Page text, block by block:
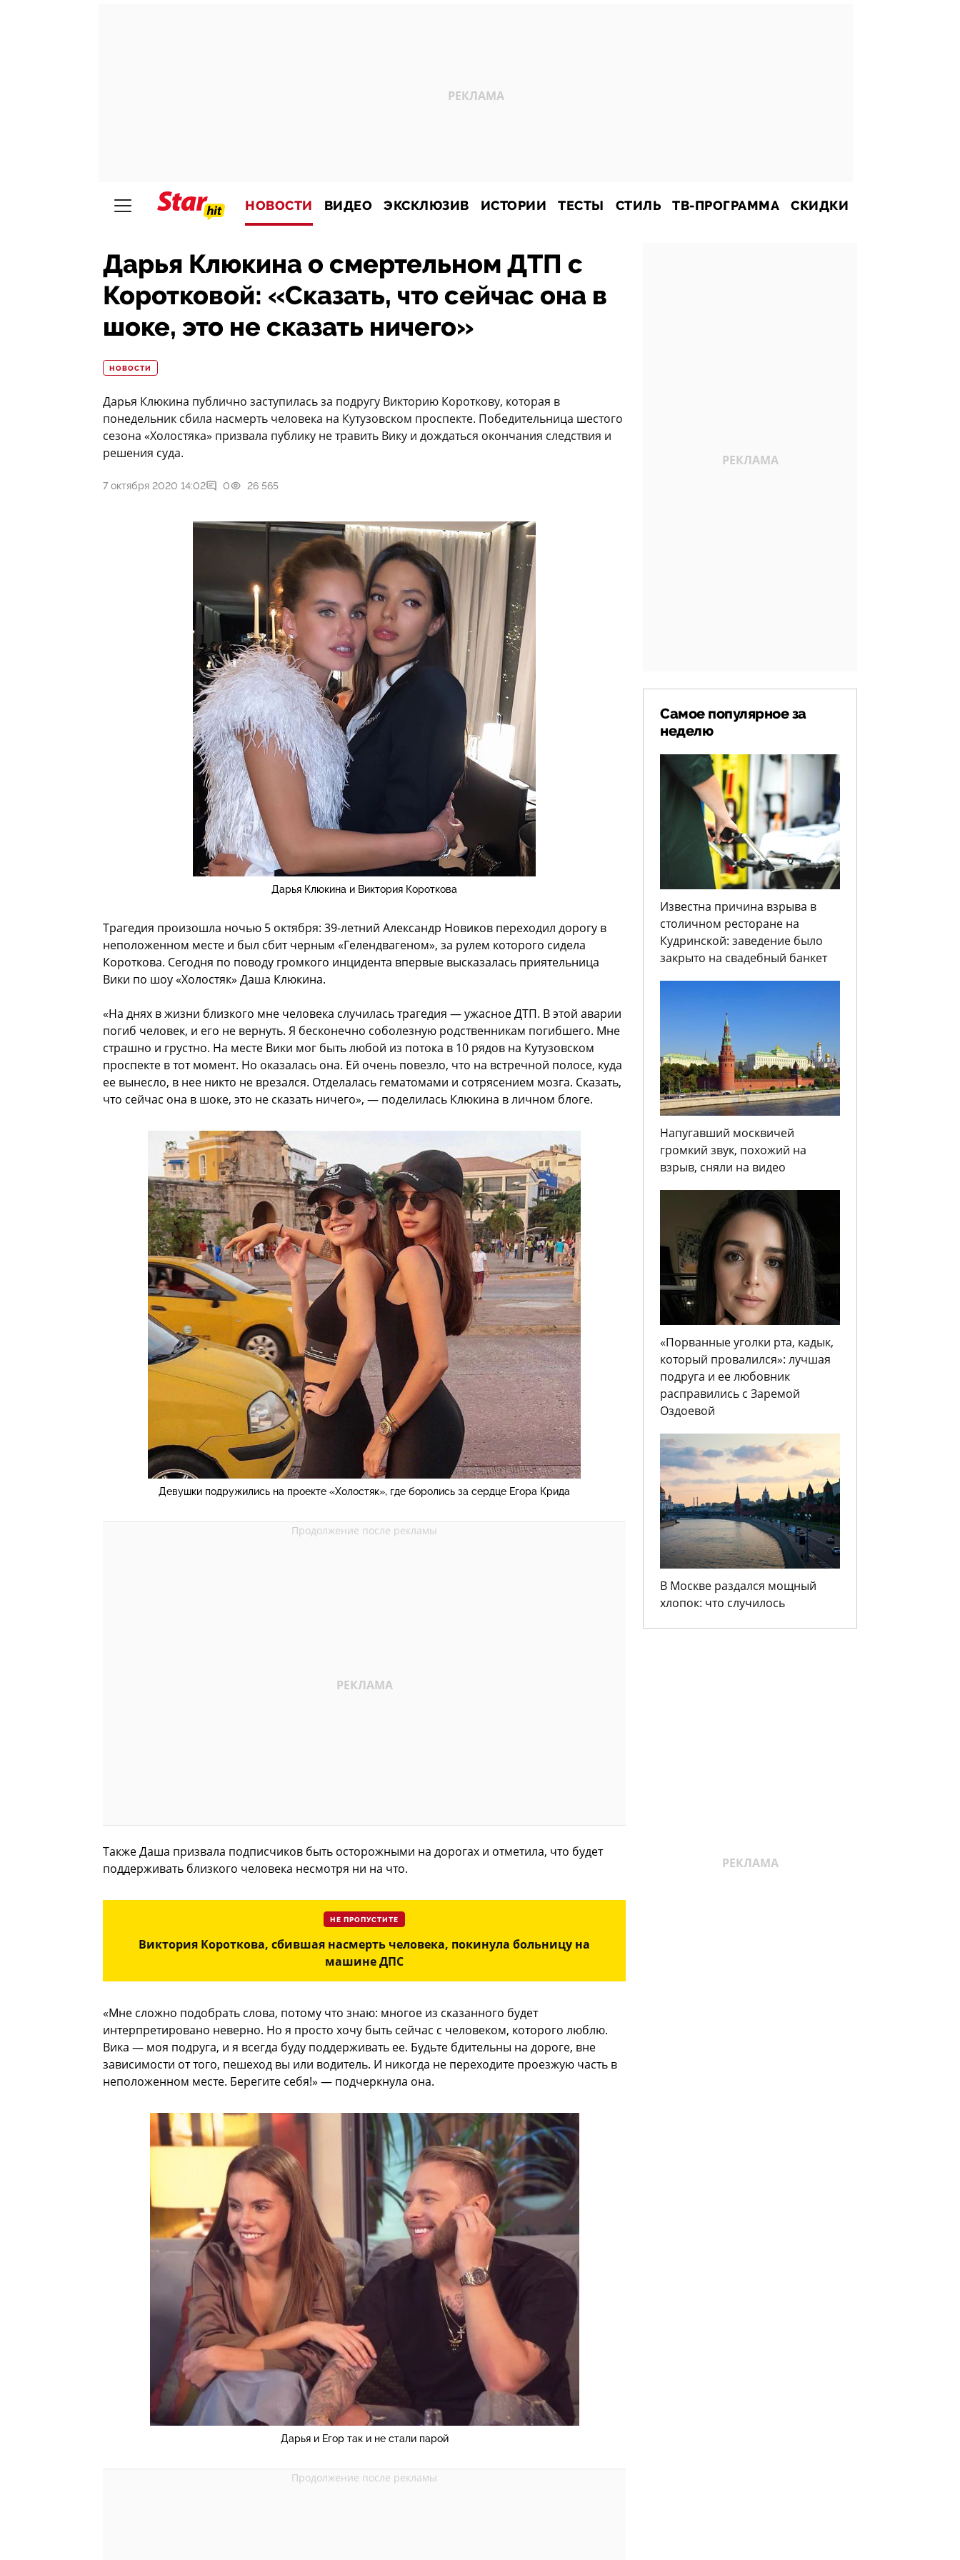
НОВОСТИ ВИДЕО ЭКСКЛЮЗИВ ИСТОРИИ ТЕСТЫ СТИЛЬ ТВ-ПРОГРАММА СКИДКИ
Дарья Клюкина о смертельном ДТП с
Коротковой: «Сказать, что сейчас она в
шоке, это не сказать ничего»
НОВОСТИ
Дарья Клюкина публично заступилась за подругу Викторию Короткову, которая в
понедельник сбила насмерть человека на Кутузовском проспекте. Победительница шестого
сезона «Холостяка» призвала публику не травить Вику и дождаться окончания следствия и
решения суда.
7 октября 2020 14:02 0 26 565
Дарья Клюкина и Виктория Короткова
Трагедия произошла ночью 5 октября: 39-летний Александр Новиков переходил дорогу в
неположенном месте и был сбит черным «Гелендвагеном», за рулем которого сидела
Короткова. Сегодня по поводу громкого инцидента впервые высказалась приятельница
Вики по шоу «Холостяк» Даша Клюкина.
«На днях в жизни близкого мне человека случилась трагедия — ужасное ДТП. В этой аварии
погиб человек, и его не вернуть. Я бесконечно соболезную родственникам погибшего. Мне
страшно и грустно. На месте Вики мог быть любой из потока в 10 рядов на Кутузовском
проспекте в тот момент. Но оказалась она. Ей очень повезло, что на встречной полосе, куда
ее вынесло, в нее никто не врезался. Отделалась гематомами и сотрясением мозга. Сказать,
что сейчас она в шоке, это не сказать ничего», — поделилась Клюкина в личном блоге.
Девушки подружились на проекте «Холостяк», где боролись за сердце Егора Крида
Также Даша призвала подписчиков быть осторожными на дорогах и отметила, что будет
поддерживать близкого человека несмотря ни на что.
НЕ ПРОПУСТИТЕ
Виктория Короткова, сбившая насмерть человека, покинула больницу на
машине ДПС
«Мне сложно подобрать слова, потому что знаю: многое из сказанного будет
интерпретировано неверно. Но я просто хочу быть сейчас с человеком, которого люблю.
Вика — моя подруга, и я всегда буду поддерживать ее. Будьте бдительны на дороге, вне
зависимости от того, пешеход вы или водитель. И никогда не переходите проезжую часть в
неположенном месте. Берегите себя!» — подчеркнула она.
Дарья и Егор так и не стали парой
Самое популярное за
неделю
Известна причина взрыва в
столичном ресторане на
Кудринской: заведение было
закрыто на свадебный банкет
Напугавший москвичей
громкий звук, похожий на
взрыв, сняли на видео
«Порванные уголки рта, кадык,
который провалился»: лучшая
подруга и ее любовник
расправились с Заремой
Оздоевой
В Москве раздался мощный
хлопок: что случилось